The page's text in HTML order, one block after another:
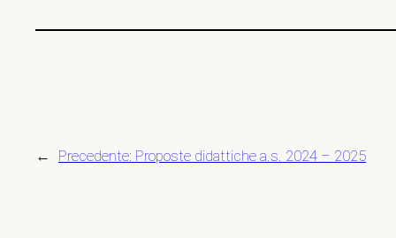
← Precedente: Proposte didattiche a.s. 2024 – 2025